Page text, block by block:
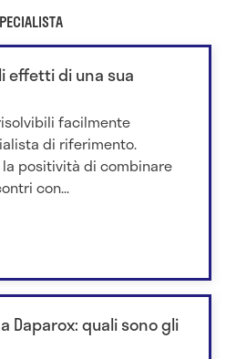
effetti di una sua
facilmente
di riferimento.
positività di combinare
con...
Daparox: quali sono gli